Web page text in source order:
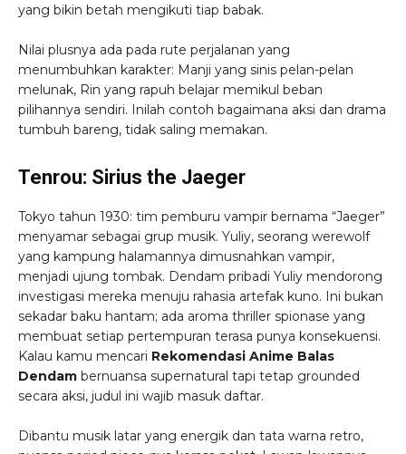
yang bikin betah mengikuti tiap babak.
Nilai plusnya ada pada rute perjalanan yang
menumbuhkan karakter: Manji yang sinis pelan-pelan
melunak, Rin yang rapuh belajar memikul beban
pilihannya sendiri. Inilah contoh bagaimana aksi dan drama
tumbuh bareng, tidak saling memakan.
Tenrou: Sirius the Jaeger
Tokyo tahun 1930: tim pemburu vampir bernama “Jaeger”
menyamar sebagai grup musik. Yuliy, seorang werewolf
yang kampung halamannya dimusnahkan vampir,
menjadi ujung tombak. Dendam pribadi Yuliy mendorong
investigasi mereka menuju rahasia artefak kuno. Ini bukan
sekadar baku hantam; ada aroma thriller spionase yang
membuat setiap pertempuran terasa punya konsekuensi.
Kalau kamu mencari Rekomendasi Anime Balas
Dendam bernuansa supernatural tapi tetap grounded
secara aksi, judul ini wajib masuk daftar.
Dibantu musik latar yang energik dan tata warna retro,